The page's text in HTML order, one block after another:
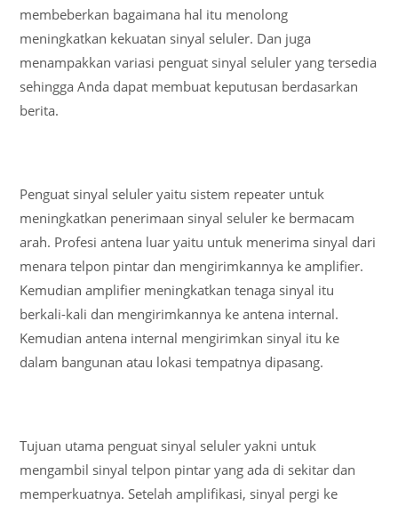
membeberkan bagaimana hal itu menolong
meningkatkan kekuatan sinyal seluler. Dan juga
menampakkan variasi penguat sinyal seluler yang tersedia
sehingga Anda dapat membuat keputusan berdasarkan
berita.
Penguat sinyal seluler yaitu sistem repeater untuk
meningkatkan penerimaan sinyal seluler ke bermacam
arah. Profesi antena luar yaitu untuk menerima sinyal dari
menara telpon pintar dan mengirimkannya ke amplifier.
Kemudian amplifier meningkatkan tenaga sinyal itu
berkali-kali dan mengirimkannya ke antena internal.
Kemudian antena internal mengirimkan sinyal itu ke
dalam bangunan atau lokasi tempatnya dipasang.
Tujuan utama penguat sinyal seluler yakni untuk
mengambil sinyal telpon pintar yang ada di sekitar dan
memperkuatnya. Setelah amplifikasi, sinyal pergi ke